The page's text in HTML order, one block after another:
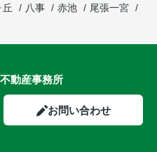
丘 八事 赤池
尾張一宮
動産事務所
お問い合わせ